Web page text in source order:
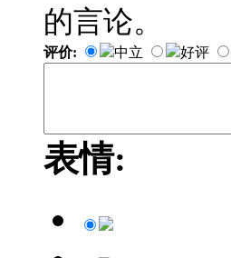
的言论。
评价: 中立 好评
表情: